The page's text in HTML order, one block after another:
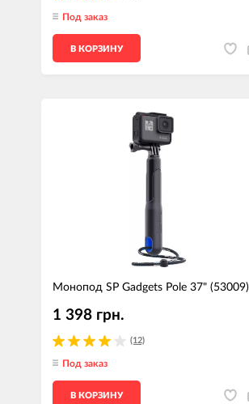
Под заказ
В КОРЗИНУ
Монопод SP Gadgets Pole 37" (53009)
(12)
1 398 грн.
Под заказ
В КОРЗИНУ